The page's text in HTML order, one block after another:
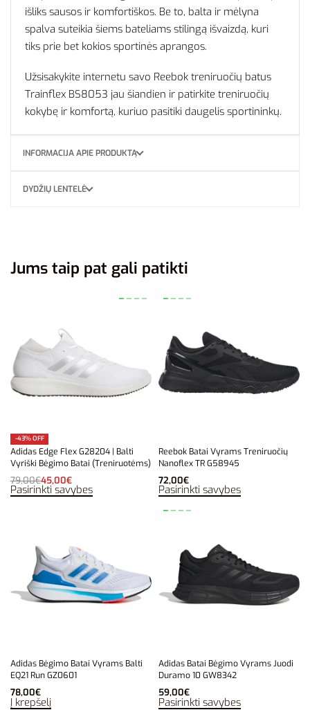
išliks sausos ir komfortiškos. Be to, balta ir mėlyna
spalva suteikia šiems bateliams stilingą išvaizdą, kuri
tiks prie bet kokios sportinės aprangos.
Užsisakykite internetu savo Reebok treniruočių batus
Trainflex BS8053 jau šiandien ir patirkite treniruočių
kokybę ir komfortą, kuriuo pasitiki daugelis sportininkų.
INFORMACIJA APIE PRODUKTĄ
DYDŽIŲ LENTELĖ
Jums taip pat gali patikti
-43% OFF
Adidas Edge Flex G28204 | Balti
Vyriški Bėgimo Batai (Treniruotėms)
79,00€45,00€
Pasirinkti savybes
Reebok Batai Vyrams Treniruočių
Nanoflex TR G58945
72,00€
Pasirinkti savybes
Adidas Bėgimo Batai Vyrams Balti
EQ21 Run GZ0601
78,00€
Į krepšelį
Adidas Batai Bėgimo Vyrams Juodi
Duramo 10 GW8342
59,00€
Pasirinkti savybes